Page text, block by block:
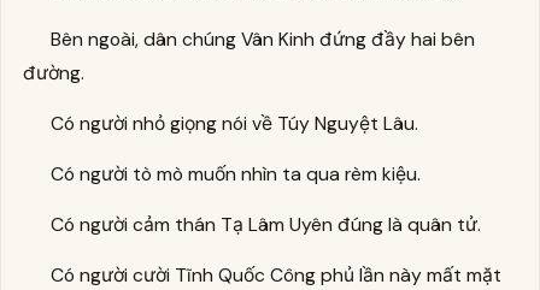
Bên ngoài, dân chúng Vân Kinh đứng đầy hai bên
đường.
Có người nhỏ giọng nói về Túy Nguyệt Lâu.
Có người tò mò muốn nhìn ta qua rèm kiệu.
Có người cảm thán Tạ Lâm Uyên đúng là quân tử.
Có người cười Tĩnh Quốc Công phủ lần này mất mặt